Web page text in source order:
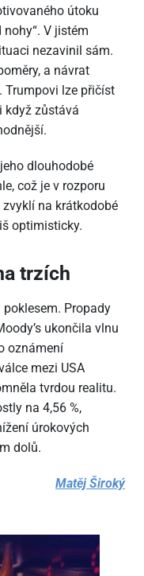
útoku
V jistém
nezavinil sám.
a návrat
Trumpovi lze přičíst
když zůstává
dlouhodobé
což je v rozporu
na krátkodobé
optimisticky.
trzích
Propady
ukončila vlnu
oznámení
mezi USA
tvrdou realitu.
na 4,56 %,
úrokových
dolů.
Matěj Široký